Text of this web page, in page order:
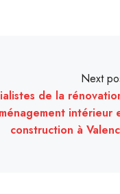
Next
de la
intérieur
construction à